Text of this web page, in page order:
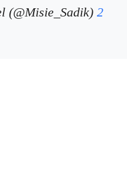
(@Misie_Sadik) 2